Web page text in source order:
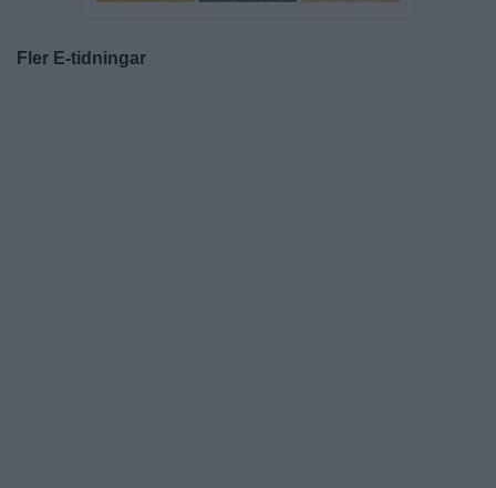
Fler E-tidningar